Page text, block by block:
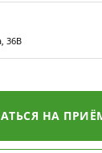
36В
НА